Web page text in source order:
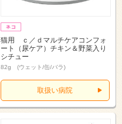
猫用 ｃ／ｄマルチケアコンフォ
ート（尿ケア）チキン＆野菜入り
シチュー
82g (ウェット/缶/バラ)
取扱い病院